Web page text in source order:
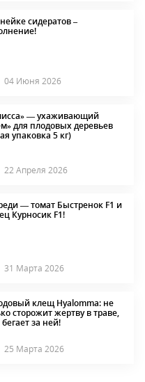
сидератов –
04 Июня 2026
— ухаживающий
для плодовых деревьев
упаковка 5 кг)
22 Апреля 2026
— томат Быстренок F1 и
Курносик F1!
31 Марта 2026
клещ Hyalomma: не
сторожит жертву в траве,
за ней!
25 Марта 2026